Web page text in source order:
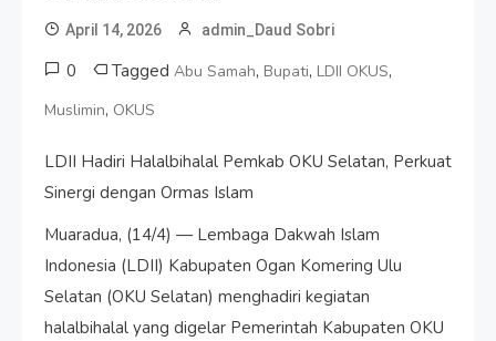
April 14, 2026 admin_Daud Sobri
0 Tagged Abu Samah, Bupati, LDII OKUS,
Muslimin, OKUS
LDII Hadiri Halalbihalal Pemkab OKU Selatan, Perkuat
Sinergi dengan Ormas Islam
Muaradua, (14/4) — Lembaga Dakwah Islam
Indonesia (LDII) Kabupaten Ogan Komering Ulu
Selatan (OKU Selatan) menghadiri kegiatan
halalbihalal yang digelar Pemerintah Kabupaten OKU